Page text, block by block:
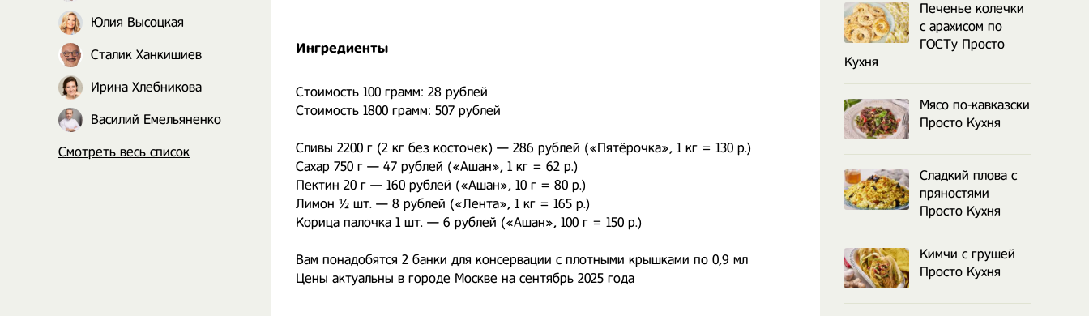
Ингредиенты
Стоимость 100 грамм: 28 рублей
Стоимость 1800 грамм: 507 рублей
Сливы 2200 г (2 кг без косточек) — 286 рублей («Пятёрочка», 1 кг = 130 р.)
Сахар 750 г — 47 рублей («Ашан», 1 кг = 62 р.)
Пектин 20 г — 160 рублей («Ашан», 10 г = 80 р.)
Лимон ½ шт. — 8 рублей («Лента», 1 кг = 165 р.)
Корица палочка 1 шт. — 6 рублей («Ашан», 100 г = 150 р.)
Вам понадобятся 2 банки для консервации с плотными крышками по 0,9 мл
Цены актуальны в городе Москве на сентябрь 2025 года
Юлия Высоцкая
Сталик Ханкишиев
Ирина Хлебникова
Василий Емельяненко
Смотреть весь список
Печенье колечки
с арахисом по
ГОСТу Просто
Кухня
Мясо по-кавказски
Просто Кухня
Сладкий плова с
пряностями
Просто Кухня
Кимчи с грушей
Просто Кухня